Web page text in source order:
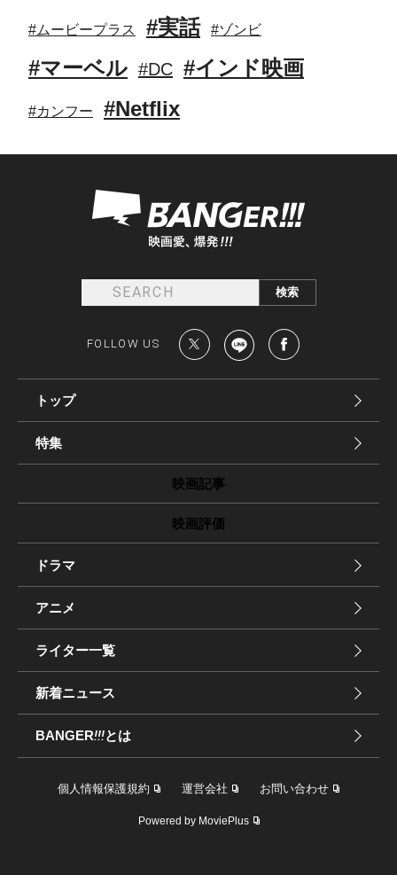
#ムービープラス #実話 #ゾンビ
#マーベル #DC #インド映画
#カンフー #Netflix
FOLLOW US
トップ
特集
映画記事
映画評価
ドラマ
アニメ
ライター一覧
新着ニュース
BANGER!!!とは
個人情報保護規約 運営会社 お問い合わせ
Powered by MoviePlus